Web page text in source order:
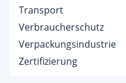
Transport
Verbraucherschutz
Verpackungsindustrie
Zertifizierung